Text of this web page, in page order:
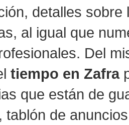
detalles
al igual que
Del
tiempo en Zafra
que están de
tablón de